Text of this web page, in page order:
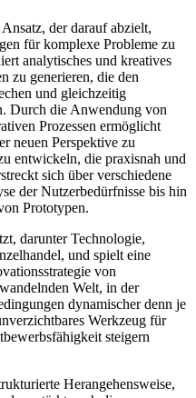
der darauf abzielt,
für komplexe Probleme zu
analytisches und kreatives
zu generieren, die den
und gleichzeitig
Durch die Anwendung von
Prozessen ermöglicht
neuen Perspektive zu
entwickeln, die praxisnah und
sich über verschiedene
der Nutzerbedürfnisse bis hin
Prototypen.
darunter Technologie,
und spielt eine
von
Welt, in der
dynamischer denn je
Werkzeug für
steigern
Herangehensweise,